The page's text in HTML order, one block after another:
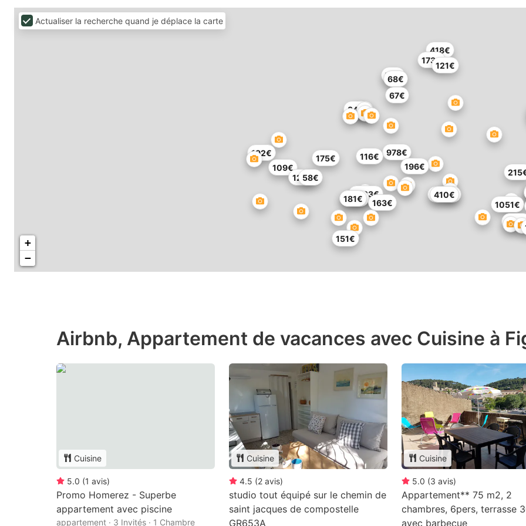
68€
76€
67€
151€
116€
222€
1051€
128€
346€
196€
1239€
58€
978€
173€
109€
192€
121€
410€
181€ 163€
175€
418€
3223€
+
−
Actualiser la recherche quand je déplace la carte
Airbnb, Appartement de vacances avec Cuisine à
Cuisine
5.0 (1 avis)
Promo Homerez - Superbe
appartement avec piscine
appartement · 3 Invités · 1 Chambre
Cuisine
4.5 (2 avis)
studio tout équipé sur le chemin de
saint jacques de compostelle
GR653A
Cuisine
5.0 (3 avis)
Appartement** 75 m2, 2
chambres, 6pers, terrasse
avec barbecue